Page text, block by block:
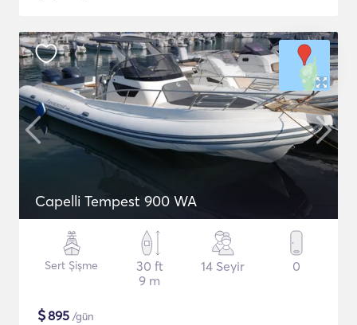
Capelli Tempest 900 WA
Sert Şişme
30 ft
9 m
14 Seyir 0
$895 /gün